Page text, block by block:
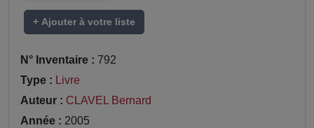
+ Ajouter à votre liste
N° Inventaire : 792
Type : Livre
Auteur : CLAVEL Bernard
Année : 2005